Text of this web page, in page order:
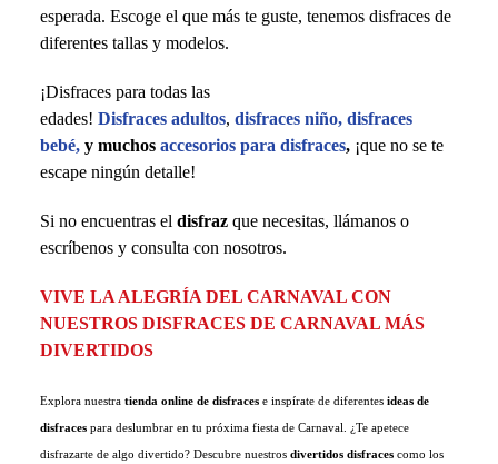
esperada. Escoge el que más te guste, tenemos disfraces de
diferentes tallas y modelos.
¡Disfraces para todas las
edades! Disfraces adultos, disfraces niño, disfraces
bebé, y muchos accesorios para disfraces, ¡que no se te
escape ningún detalle!
Si no encuentras el disfraz que necesitas, llámanos o
escríbenos y consulta con nosotros.
VIVE LA ALEGRÍA DEL CARNAVAL CON
NUESTROS DISFRACES DE CARNAVAL MÁS
DIVERTIDOS
Explora nuestra tienda online de disfraces e inspírate de diferentes ideas de
disfraces para deslumbrar en tu próxima fiesta de Carnaval. ¿Te apetece
disfrazarte de algo divertido? Descubre nuestros divertidos disfraces como los
Nombre de la lista de deseos
((TITLE))
((placeholder))
INICIAR SESIÓN
Debe iniciar sesión para guardar productos en su lista de deseos.